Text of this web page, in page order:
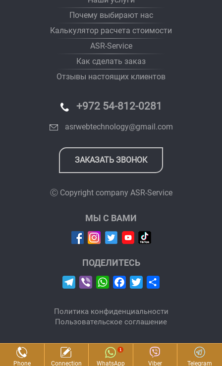
Phone Connection WhatsApp Viber Telegram
Почему выбирают нас
Калькулятор расчета стоимости
ASR-Service
Как сделать заказ
Отзывы настоящих клиентов
+972 54-812-0281
asrwebtechnology@gmail.com
ЗАКАЗАТЬ ЗВОНОК
Ⓒ Copyright company ASR-Service
МЫ С ВАМИ
ПОДЕЛИТЕСЬ
Telegram
Viber WhatsAppFacebook
Twitter
Политика конфиденциальности
Пользовательское соглашение